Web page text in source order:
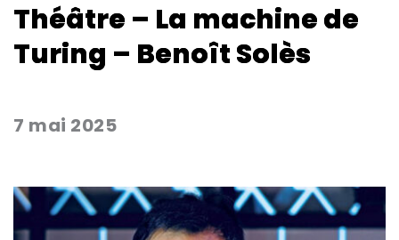
Théâtre – La machine de
Turing – Benoît Solès
7 mai 2025